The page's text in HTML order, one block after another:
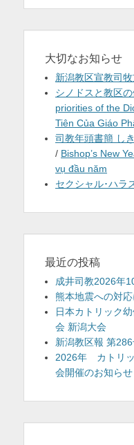
大切なお知らせ
新潟教区宣教司
シノドスと教区
priorities of the
Tiên Của Giáo
司教年頭書簡 し
/ Bishop’s New
vụ đầu năm
セクシャル･ハラ
最近の投稿
成井司教2026年
熊本地震への対
日本カトリック
会 新潟大会
新潟教区報 第
2026年 カトリ
会開催のお知らせ